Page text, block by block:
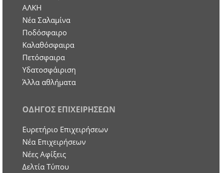
ΑΛΚΗ
Νέα Σαλαμίνα
Ποδόσφαιρο
Καλαθόσφαιρα
Πετόσφαιρα
Υδατοσφάιριση
Άλλα αθλήματα
ΟΔΗΓΟΣ ΕΠΙΧΕΙΡΗΣΕΩΝ
Ευρετήριο Επιχειρήσεων
Nέα Επιχειρήσεων
Νέες Αφίξεις
Δελτία Τύπου